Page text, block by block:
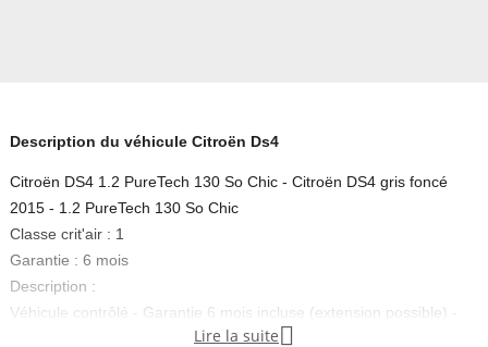
Description du véhicule Citroën Ds4
Citroën DS4 1.2 PureTech 130 So Chic - Citroën DS4 gris foncé
2015 - 1.2 PureTech 130 So Chic
Classe crit'air : 1
Garantie : 6 mois
Description :
Véhicule contrôlé - Garantie 6 mois incluse (extension possible) -
Remboursement de la différence si vous trouvez moins cher
Lire la suite 